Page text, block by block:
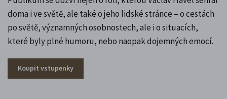
doma i ve světě, ale také o jeho lidské stránce – o cestách
po světě, významných osobnostech, ale i o situacích,
které byly plné humoru, nebo naopak dojemných emocí.
Koupit vstupenky